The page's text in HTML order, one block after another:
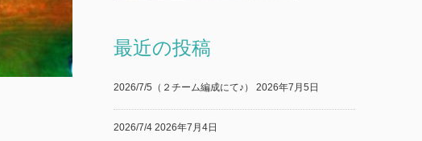
最近の投稿
2026/7/5（２チーム編成にて♪） 2026年7月5日
2026/7/4 2026年7月4日